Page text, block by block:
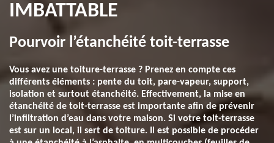
IMBATTABLE
Pourvoir l’étanchéité toit-terrasse
Vous avez une toiture-terrasse ? Prenez en compte ces
différents éléments : pente du toit, pare-vapeur, support,
isolation et surtout étanchéité. Effectivement, la mise en
étanchéité de toit-terrasse est importante afin de prévenir
l’infiltration d’eau dans votre maison. Si votre toit-terrasse
est sur un local, il sert de toiture. Il est possible de procéder